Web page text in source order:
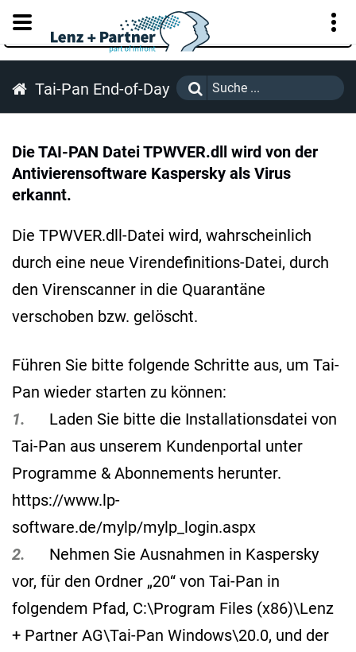
KUNDENPORTAL
Tai-Pan End-of-Day
Die TAI-PAN Datei TPWVER.dll wird von der
Antivierensoftware Kaspersky als Virus
erkannt.
Die TPWVER.dll-Datei wird, wahrscheinlich
durch eine neue Virendefinitions-Datei, durch
den Virenscanner in die Quarantäne
verschoben bzw. gelöscht.
Führen Sie bitte folgende Schritte aus, um Tai-
Pan wieder starten zu können:
1.
Laden Sie bitte die Installationsdatei von
Tai-Pan aus unserem Kundenportal unter
Programme & Abonnements herunter.
https://www.lp-
software.de/mylp/mylp_login.aspx
2.
Nehmen Sie Ausnahmen in Kaspersky
vor, für den Ordner „20“ von Tai-Pan in
folgendem Pfad, C:\Program Files (x86)\Lenz
+ Partner AG\Tai-Pan Windows\20.0, und der